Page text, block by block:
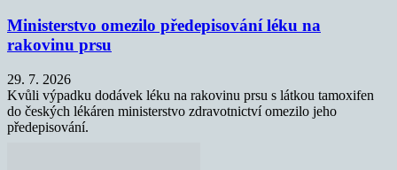
Ministerstvo omezilo předepisování léku na
rakovinu prsu
29. 7. 2026
Kvůli výpadku dodávek léku na rakovinu prsu s látkou tamoxifen
do českých lékáren ministerstvo zdravotnictví omezilo jeho
předepisování.